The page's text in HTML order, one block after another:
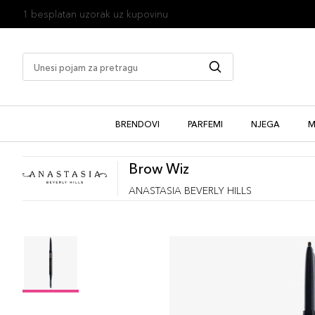
1 besplatan uzorak uz kupovinu
BRENDOVI PARFEMI NJEGA
Brow Wiz
ANASTASIA BEVERLY HILLS